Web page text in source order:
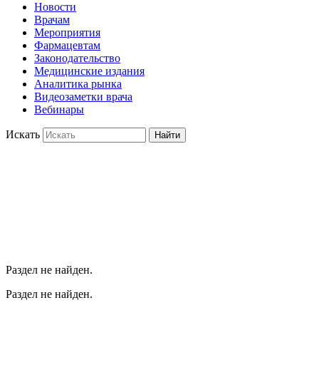
Новости
Врачам
Мероприятия
Фармацевтам
Законодательство
Медицинские издания
Аналитика рынка
Видеозаметки врача
Вебинары
Искать Найти
Раздел не найден.
Раздел не найден.